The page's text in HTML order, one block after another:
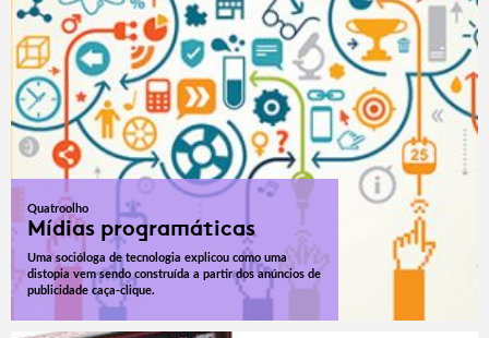
Quatroolho
Mídias programáticas
Uma socióloga de tecnologia explicou como uma
distopia vem sendo construída a partir dos anúncios de
publicidade caça-clique.